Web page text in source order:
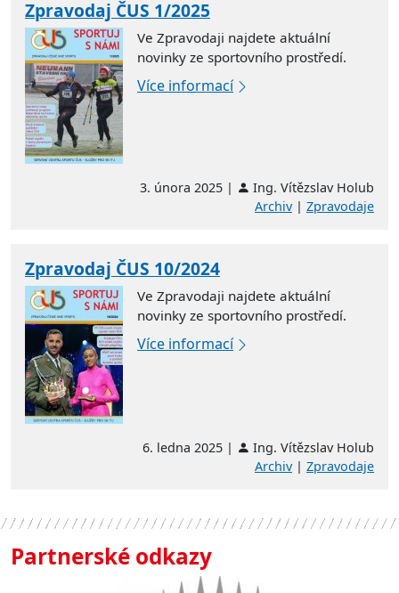
Zpravodaj ČUS 1/2025
Ve Zpravodaji najdete aktuální
novinky ze sportovního prostředí.
Více informací
3. února 2025 |
Ing. Vítězslav Holub
Archiv| Zpravodaje
Zpravodaj ČUS 10/2024
Ve Zpravodaji najdete aktuální
novinky ze sportovního prostředí.
Více informací
6. ledna 2025 |
Ing. Vítězslav Holub
Archiv| Zpravodaje
Partnerské odkazy